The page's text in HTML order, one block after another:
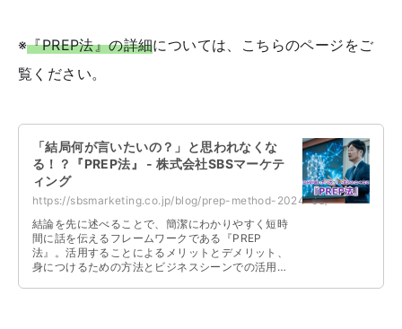
※『PREP法』の詳細については、こちらのページをご
覧ください。
「結局何が言いたいの？」と思われなくな
る！？『PREP法』 - 株式会社SBSマーケテ
ィング
https://sbsmarketing.co.jp/blog/prep-method-2024-08/
結論を先に述べることで、簡潔にわかりやすく短時
間に話を伝えるフレームワークである『PREP
法』。活用することによるメリットとデメリット、
身につけるための方法とビジネスシーンでの活用例